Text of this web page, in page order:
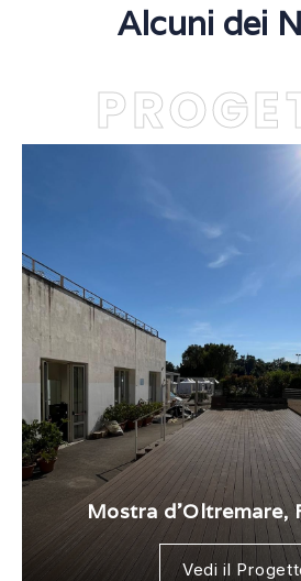
Alcuni dei
Mostra d’Oltremare,
Vedi il